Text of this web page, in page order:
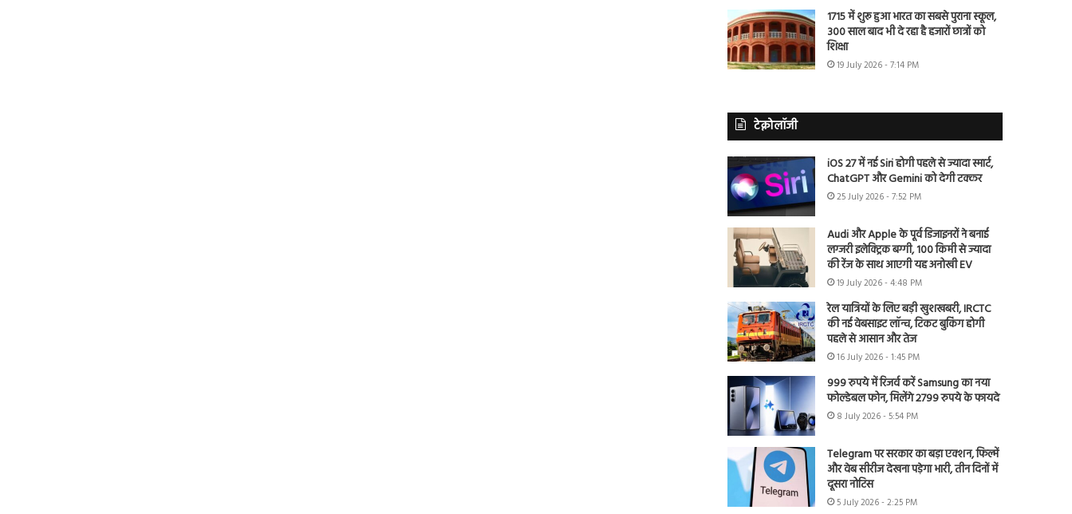
1715 में शुरू हुआ भारत का सबसे पुराना स्कूल,
300 साल बाद भी दे रहा है हजारों छात्रों को
शिक्षा
19 July 2026 - 7:14 PM
टेक्नोलॉजी
iOS 27 में नई Siri होगी पहले से ज्यादा स्मार्ट,
ChatGPT और Gemini को देगी टक्कर
25 July 2026 - 7:52 PM
Audi और Apple के पूर्व डिजाइनरों ने बनाई
लग्जरी इलेक्ट्रिक बग्गी, 100 किमी से ज्यादा
की रेंज के साथ आएगी यह अनोखी EV
19 July 2026 - 4:48 PM
रेल यात्रियों के लिए बड़ी खुशखबरी, IRCTC
की नई वेबसाइट लॉन्च, टिकट बुकिंग होगी
पहले से आसान और तेज
16 July 2026 - 1:45 PM
999 रुपये में रिजर्व करें Samsung का नया
फोल्डेबल फोन, मिलेंगे 2799 रुपये के फायदे
8 July 2026 - 5:54 PM
Telegram पर सरकार का बड़ा एक्शन, फिल्में
और वेब सीरीज देखना पड़ेगा भारी, तीन दिनों में
दूसरा नोटिस
5 July 2026 - 2:25 PM